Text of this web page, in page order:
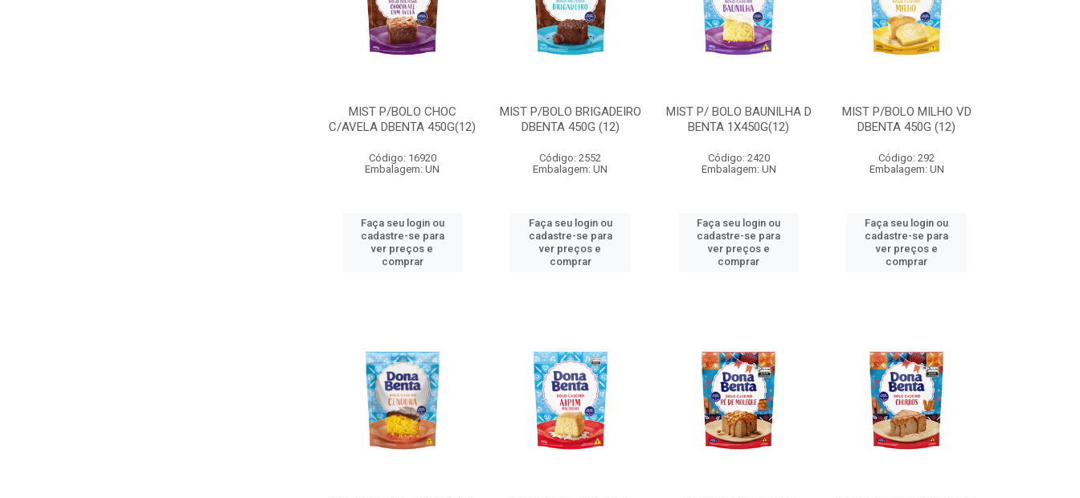
MIST P/BOLO CHOC
C/AVELA DBENTA 450G(12)
Código: 16920
Embalagem: UN
Faça seu login ou
cadastre-se para
ver preços e
comprar
MIST P/BOLO BRIGADEIRO
DBENTA 450G (12)
Código: 2552
Embalagem: UN
Faça seu login ou
cadastre-se para
ver preços e
comprar
MIST P/ BOLO BAUNILHA D
BENTA 1X450G(12)
Código: 2420
Embalagem: UN
Faça seu login ou
cadastre-se para
ver preços e
comprar
MIST P/BOLO MILHO VD
DBENTA 450G (12)
Código: 292
Embalagem: UN
Faça seu login ou
cadastre-se para
ver preços e
comprar